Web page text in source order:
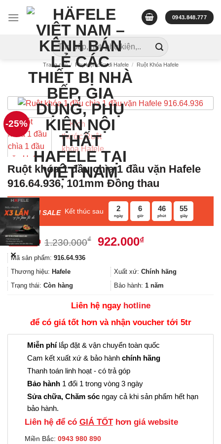
0943.848.777
Tìm
kiếm:
Trang chủ / Phụ kiện cửa đi Hafele / Ruột Khóa Hafele
-25%
Ruột khóa 1 đầu chìa 1 đầu vặn Hafele
916.64.936, 101mm Đồng thau
F ASH SALE Kết thúc sau 2
ngày
6
giờ
46
phút
55
giây
1.230.000₫
Giá
1.230.000₫.
922.000₫Giá
là:
922.000₫.
Mã sản phẩm: 916.64.936
Thương hiệu: Hafele Xuất xứ: Chính hãng
Trạng thái: Còn hàng Bảo hành: 1 năm
Liên hệ ngay hotline
để có giá tốt hơn và nhận voucher tới 5tr
Miễn phílắp đặt & vận chuyển toàn quốc
Cam kết xuất xứ & bảo hành chính hãng
Thanh toán linh hoạt - có trả góp
Bảo hành 1 đổi 1 trong vòng 3 ngày
Sửa chữa, Chăm sóc ngay cả khi sản phẩm hết hạn
bảo hành.
Liên hệ để có GIÁ TỐThơn giá website
Miền Bắc: 0943 980 890
✕